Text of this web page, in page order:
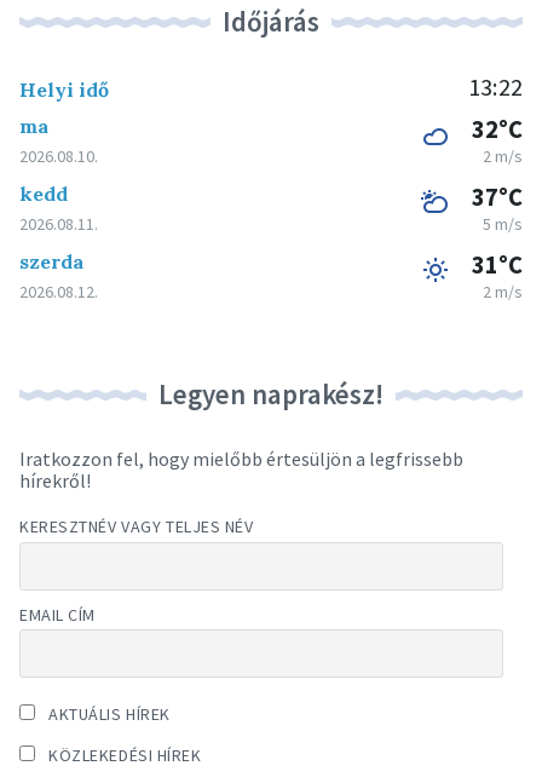
Időjárás
Helyi idő 13:22
ma
2026.08.10.
32°C
2 m/s
kedd
2026.08.11.
37°C
5 m/s
szerda
2026.08.12.
31°C
2 m/s
Legyen naprakész!
Iratkozzon fel, hogy mielőbb értesüljön a legfrissebb
hírekről!
KERESZTNÉV VAGY TELJES NÉV
EMAIL CÍM
AKTUÁLIS HÍREK
KÖZLEKEDÉSI HÍREK